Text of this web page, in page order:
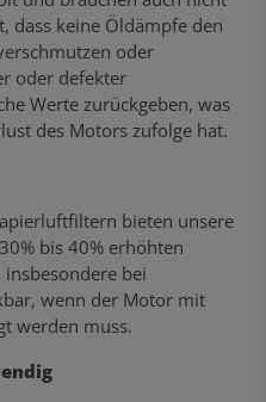
dass keine Öldämpfe den
oder
oder defekter
Werte zurückgeben, was
des Motors zufolge hat.
bieten unsere
bis 40% erhöhten
bei
wenn der Motor mit
werden muss.